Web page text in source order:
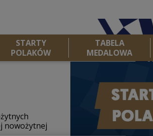
STARTY
POLAKÓW
TABELA
MEDALOWA
nowożytnej